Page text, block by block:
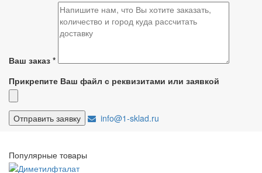
Ваш заказ *
Прикрепите Ваш файл с реквизитами или заявкой
info@1-sklad.ru
Популярные товары